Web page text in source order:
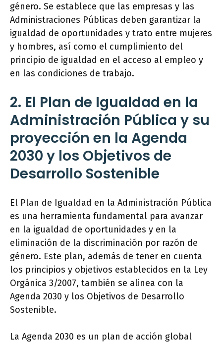
género. Se establece que las empresas y las
Administraciones Públicas deben garantizar la
igualdad de oportunidades y trato entre mujeres
y hombres, así como el cumplimiento del
principio de igualdad en el acceso al empleo y
en las condiciones de trabajo.
2. El Plan de Igualdad en la
Administración Pública y su
proyección en la Agenda
2030 y los Objetivos de
Desarrollo Sostenible
El Plan de Igualdad en la Administración Pública
es una herramienta fundamental para avanzar
en la igualdad de oportunidades y en la
eliminación de la discriminación por razón de
género. Este plan, además de tener en cuenta
los principios y objetivos establecidos en la Ley
Orgánica 3/2007, también se alinea con la
Agenda 2030 y los Objetivos de Desarrollo
Sostenible.
La Agenda 2030 es un plan de acción global